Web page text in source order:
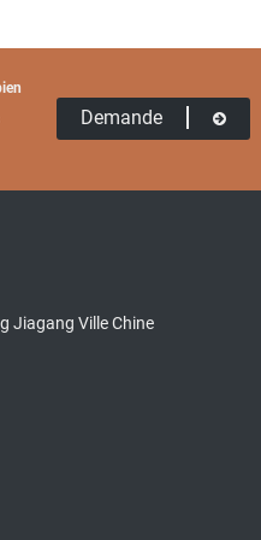
Demande
Jiagang Ville Chine